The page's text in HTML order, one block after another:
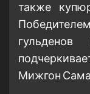
также
Мижгон